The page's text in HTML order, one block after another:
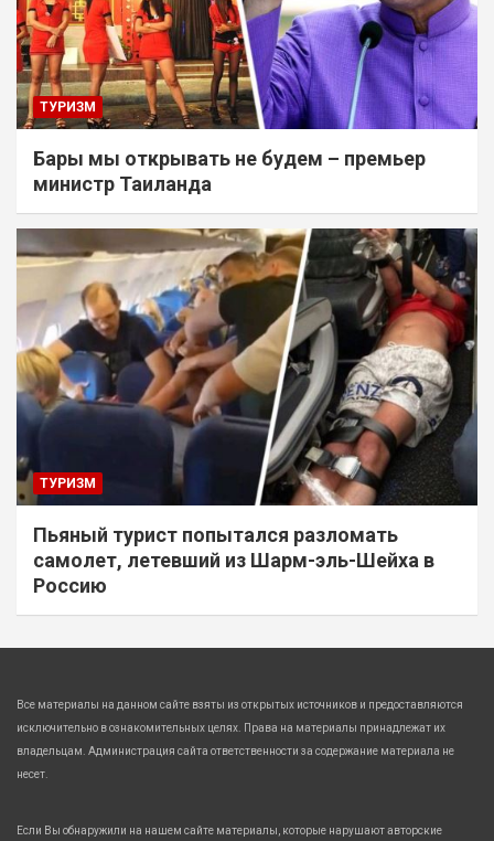
ТУРИЗМ
Бары мы открывать не будем – премьер
министр Таиланда
ТУРИЗМ
Пьяный турист попытался разломать
самолет, летевший из Шарм-эль-Шейха в
Россию
Все материалы на данном сайте взяты из открытых источников и предоставляются
исключительно в ознакомительных целях. Права на материалы принадлежат их
владельцам. Администрация сайта ответственности за содержание материала не
несет.
Если Вы обнаружили на нашем сайте материалы, которые нарушают авторские